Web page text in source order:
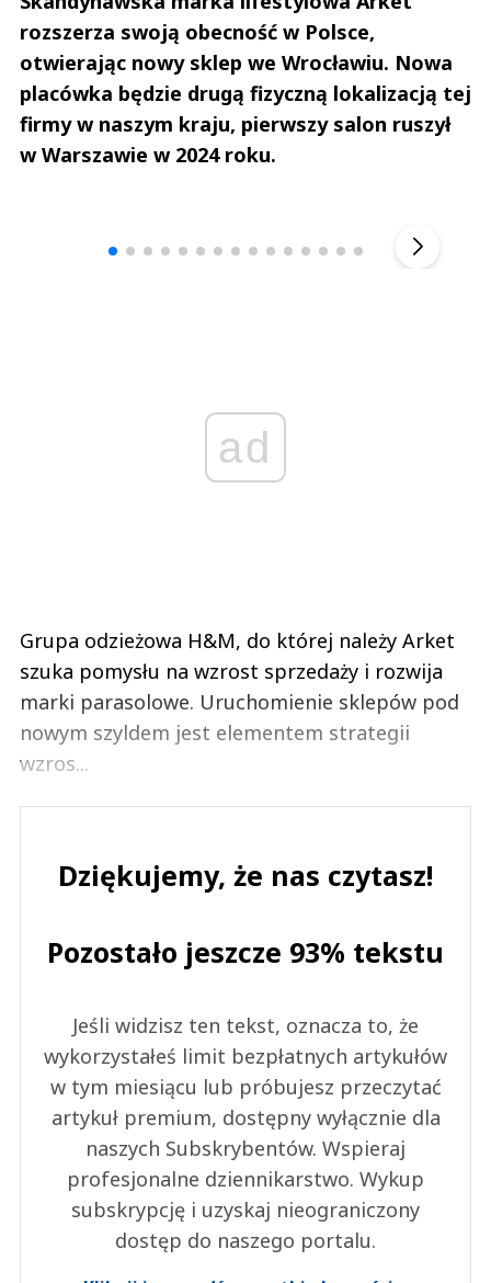
rozszerza swoją obecność w Polsce,
otwierając nowy sklep we Wrocławiu. Nowa
placówka będzie drugą fizyczną lokalizacją tej
firmy w naszym kraju, pierwszy salon ruszył
w Warszawie w 2024 roku.
ad
Grupa odzieżowa H&M, do której należy Arket
szuka pomysłu na wzrost sprzedaży i rozwija
marki parasolowe. Uruchomienie sklepów pod
nowym szyldem jest elementem strategii
wzros...
Dziękujemy, że nas czytasz!
Pozostało jeszcze 93% tekstu
Jeśli widzisz ten tekst, oznacza to, że
wykorzystałeś limit bezpłatnych artykułów
w tym miesiącu lub próbujesz przeczytać
artykuł premium, dostępny wyłącznie dla
naszych Subskrybentów. Wspieraj
profesjonalne dziennikarstwo. Wykup
subskrypcję i uzyskaj nieograniczony
dostęp do naszego portalu.